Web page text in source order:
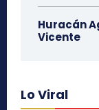
Huracán
Vicente
Lo Viral